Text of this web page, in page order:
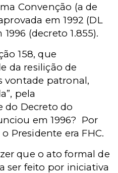
Convenção (a de
em 1992 (DL
(decreto 1.855).
158, que
da resilição de
vontade patronal,
pela
do Decreto do
em 1996? Por
Presidente era FHC.
que o ato formal de
ser feito por iniciativa